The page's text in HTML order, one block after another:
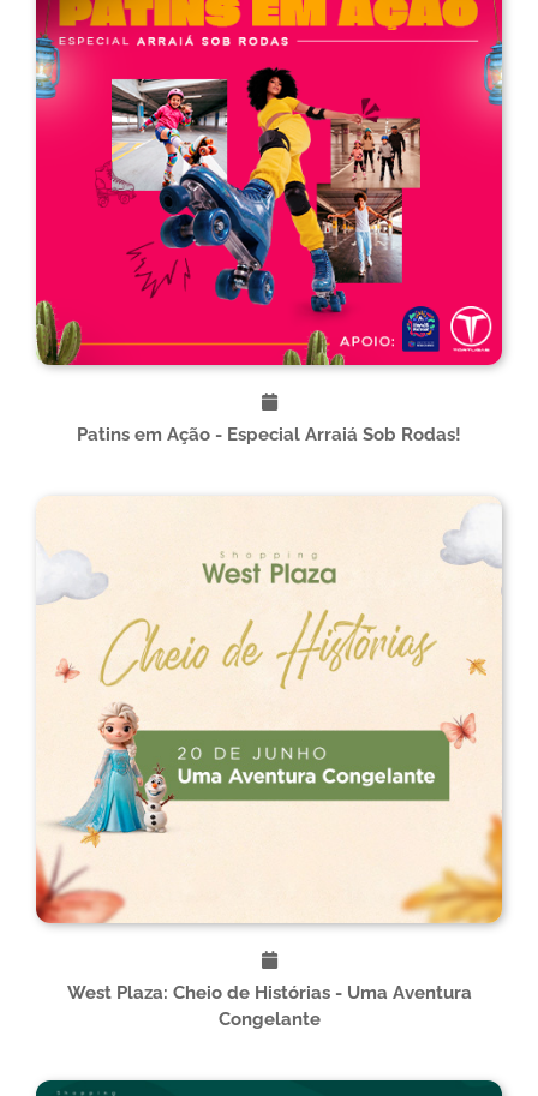
Patins em Ação - Especial Arraiá Sob Rodas!
West Plaza: Cheio de Histórias - Uma Aventura
Congelante